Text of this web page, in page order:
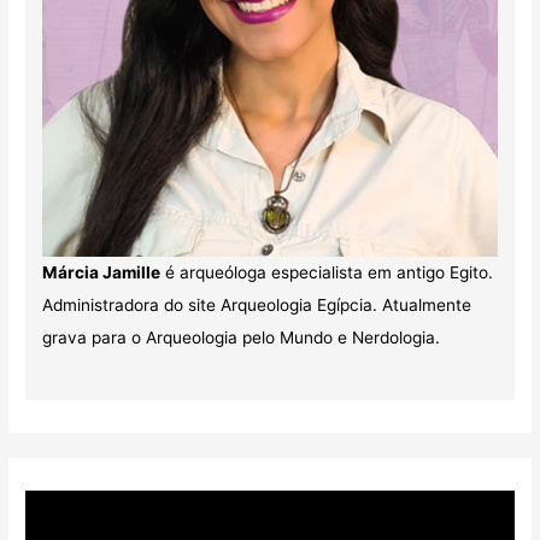
Márcia Jamilleé arqueóloga especialista em antigo Egito.
Administradora do site Arqueologia Egípcia. Atualmente
grava para o Arqueologia pelo Mundo e Nerdologia.